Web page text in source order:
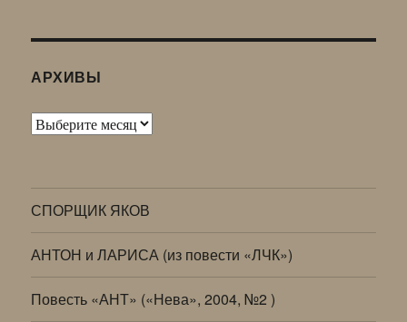
АРХИВЫ
Архивы
СПОРЩИК ЯКОВ
АНТОН и ЛАРИСА (из повести «ЛЧК»)
Повесть «АНТ» («Нева», 2004, №2 )